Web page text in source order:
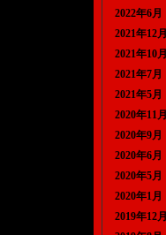
2022年6月
2021年12月
2021年10月
2021年7月
2021年5月
2020年11月
2020年9月
2020年6月
2020年5月
2020年1月
2019年12月